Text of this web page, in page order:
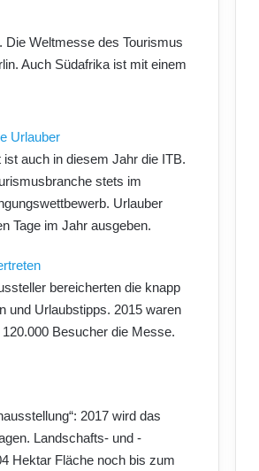
Die Weltmesse des Tourismus
Auch Südafrika ist mit einem
Urlauber
auch in diesem Jahr die ITB.
stets im
Urlauber
Tage im Jahr ausgeben.
bereicherten die knapp
und Urlaubstipps. 2015 waren
Besucher die Messe.
2017 wird das
Landschafts- und
Hektar Fläche noch bis zum